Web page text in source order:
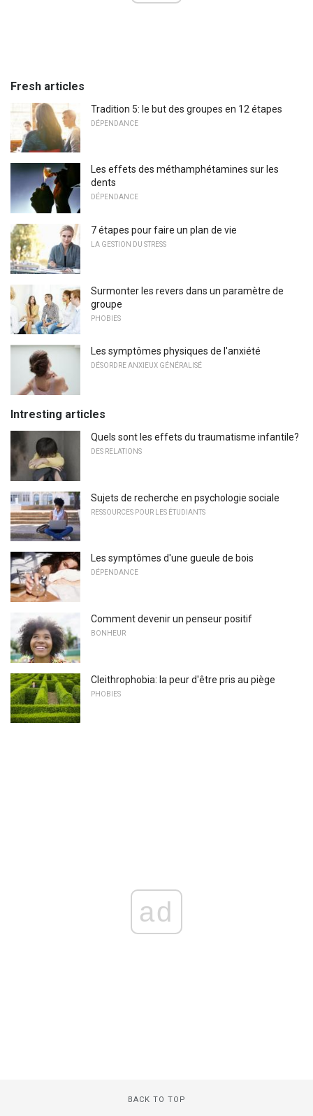
Fresh articles
Tradition 5: le but des groupes en 12 étapes
DÉPENDANCE
Les effets des méthamphétamines sur les
dents
DÉPENDANCE
7 étapes pour faire un plan de vie
LA GESTION DU STRESS
Surmonter les revers dans un paramètre de
groupe
PHOBIES
Les symptômes physiques de l'anxiété
DÉSORDRE ANXIEUX GÉNÉRALISÉ
Intresting articles
Quels sont les effets du traumatisme infantile?
DES RELATIONS
Sujets de recherche en psychologie sociale
RESSOURCES POUR LES ÉTUDIANTS
Les symptômes d'une gueule de bois
DÉPENDANCE
Comment devenir un penseur positif
BONHEUR
Cleithrophobia: la peur d'être pris au piège
PHOBIES
ad
BACK TO TOP